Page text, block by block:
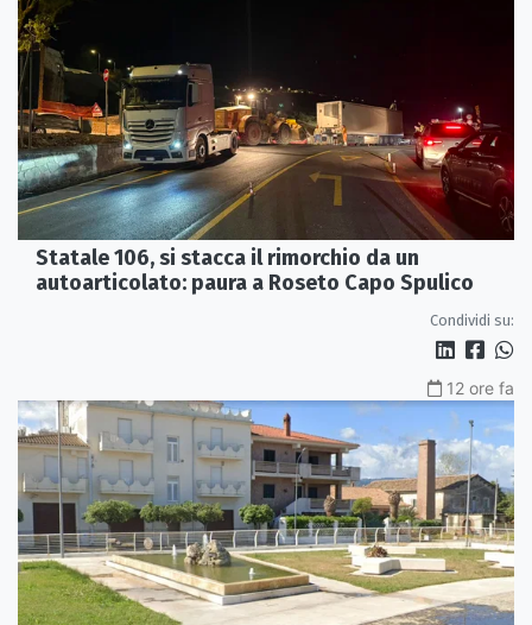
Statale 106, si stacca il rimorchio da un
autoarticolato: paura a Roseto Capo Spulico
Condividi su:
12 ore fa